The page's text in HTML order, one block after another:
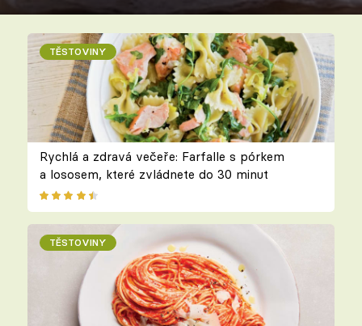
TĚSTOVINY
Rychlá a zdravá večeře: Farfalle s pórkem
a lososem, které zvládnete do 30 minut
TĚSTOVINY